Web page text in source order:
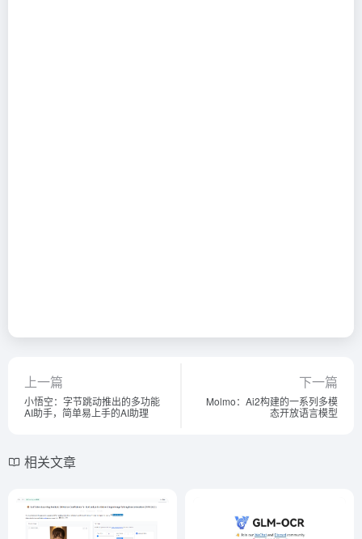
上一篇
小悟空：字节跳动推出的多功能
AI助手，简单易上手的AI助理
下一篇
Molmo：Ai2构建的一系列多模
态开放语言模型
相关文章